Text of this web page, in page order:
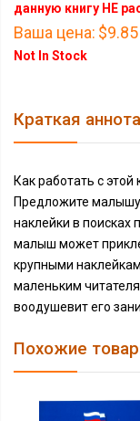
данную книгу НЕ
Ваша цена: $9.85
Not In Stock
Краткая
Как работать с этой
Предложите малышу
наклейки в поисках
малыш может
крупными
маленьким
воодушевит его
Похожие